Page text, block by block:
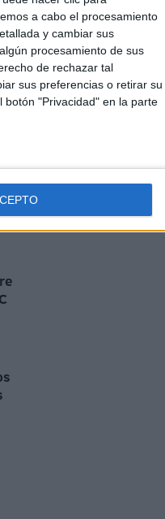
a cabo el procesamiento
y cambiar sus
procesamiento de sus
de rechazar tal
sus preferencias o retirar su
botón "Privacidad" en la parte